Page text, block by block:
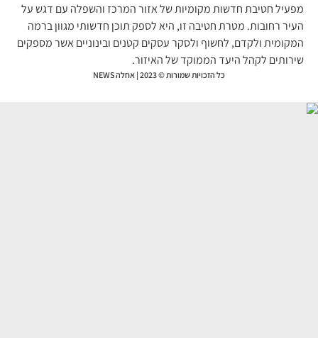
חטיבת חדשות מקומיות של אזור המרכז והשפלה עם דגש על
רחובות. מטרת חטיבה זו, היא לספק תוכן חדשותי מגוון ברמה
ולקדם, לחשוף ולסקר עסקים קטנים ובינוניים אשר מספקים
לקהל היעד הממוקד של האיזור.
כל הזכויות שמורות © 2023 | אחלה NEWS